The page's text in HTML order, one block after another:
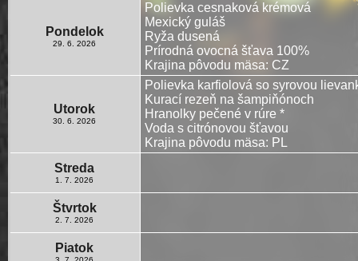
Pondelok
29. 6. 2026
Polievka cesnaková krémová
Mexický guláš
Ryža dusená
Prírodná ovocná šťava 100%
Krajina pôvodu mäsa: CZ
Utorok
30. 6. 2026
Polievka karfiolová so syrovou
Kurací rezeň na šampiňónoch
Hranolky pečené v rúre *
Voda s citrónovou šťavou
Krajina pôvodu mäsa: PL
Streda
1. 7. 2026
Štvrtok
2. 7. 2026
Piatok